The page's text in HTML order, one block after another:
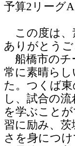
予算2 リーグA
この度は、
ありがとう
船橋市のチ
常に素晴ら
た。つくば
し、試合の
を学ぶこと
習に励み、
さを身につ